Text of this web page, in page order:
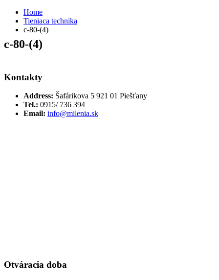
Home
Tieniaca technika
c-80-(4)
c-80-(4)
Kontakty
Address: Šafárikova 5 921 01 Piešťany
Tel.: 0915/ 736 394
Email: info@milenia.sk
Otváracia doba